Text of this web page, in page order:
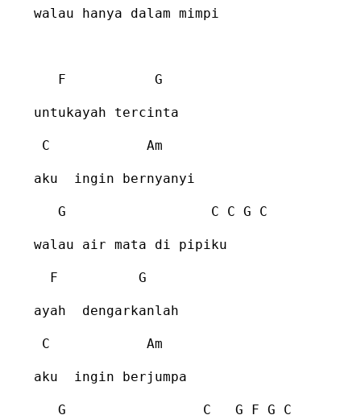
walau hanya dalam mimpi
F G
untukayah tercinta
C Am
aku ingin bernyanyi
G C C G C
walau air mata di pipiku
F G
ayah dengarkanlah
C Am
aku ingin berjumpa
G C G F G C